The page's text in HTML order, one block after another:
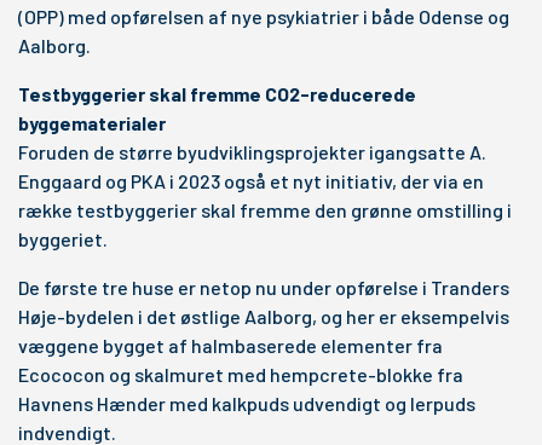
(OPP) med opførelsen af nye psykiatrier i både Odense og
Aalborg.
Testbyggerier skal fremme CO2-reducerede
byggematerialer
Foruden de større byudviklingsprojekter igangsatte A.
Enggaard og PKA i 2023 også et nyt initiativ, der via en
række testbyggerier skal fremme den grønne omstilling i
byggeriet.
De første tre huse er netop nu under opførelse i Tranders
Høje-bydelen i det østlige Aalborg, og her er eksempelvis
væggene bygget af halmbaserede elementer fra
Ecococon og skalmuret med hempcrete-blokke fra
Havnens Hænder med kalkpuds udvendigt og lerpuds
indvendigt.